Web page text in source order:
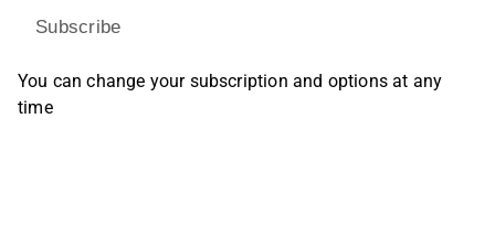
Subscribe
You can change your subscription and options at any
time